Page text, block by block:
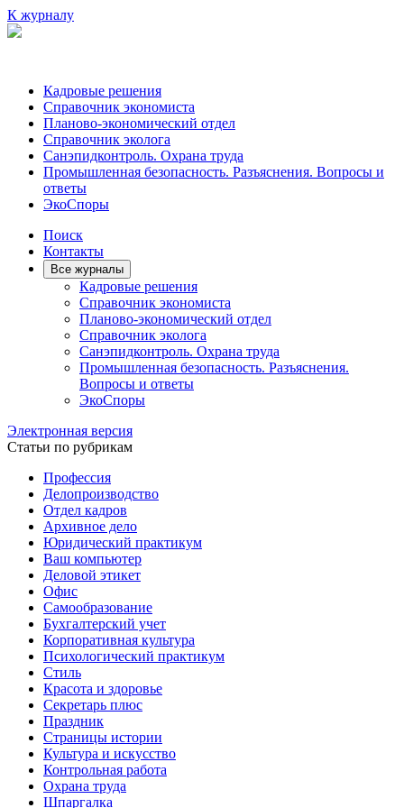
К журналу
Кадровые решения
Справочник экономиста
Планово-экономический отдел
Справочник эколога
Санэпидконтроль. Охрана труда
Промышленная безопасность. Разъяснения. Вопросы и
ответы
ЭкоСпоры
Поиск
Контакты
Все журналы
Кадровые решения
Справочник экономиста
Планово-экономический отдел
Справочник эколога
Санэпидконтроль. Охрана труда
Промышленная безопасность. Разъяснения.
Вопросы и ответы
ЭкоСпоры
Электронная версия
Статьи по рубрикам
Профессия
Делопроизводство
Отдел кадров
Архивное дело
Юридический практикум
Ваш компьютер
Деловой этикет
Офис
Самообразование
Бухгалтерский учет
Корпоративная культура
Психологический практикум
Стиль
Красота и здоровье
Секретарь плюс
Праздник
Страницы истории
Культура и искусство
Контрольная работа
Охрана труда
Шпаргалка